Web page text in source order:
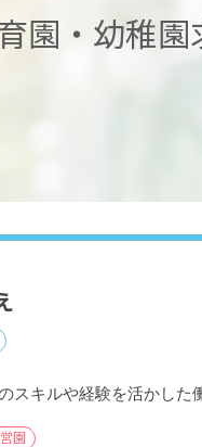
園・幼稚園
スキルや経験を活かした
園